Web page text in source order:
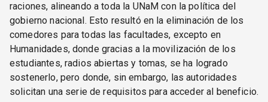
raciones, alineando a toda la UNaM con la política del
gobierno nacional. Esto resultó en la eliminación de los
comedores para todas las facultades, excepto en
Humanidades, donde gracias a la movilización de los
estudiantes, radios abiertas y tomas, se ha logrado
sostenerlo, pero donde, sin embargo, las autoridades
solicitan una serie de requisitos para acceder al beneficio.